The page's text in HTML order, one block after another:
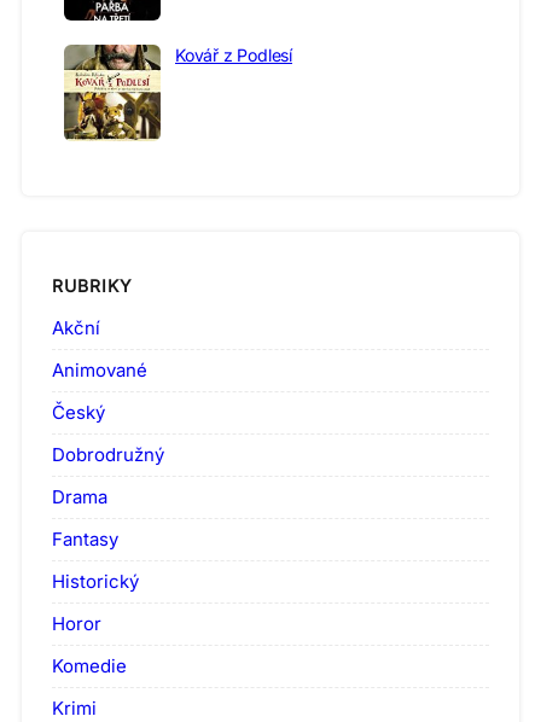
Kovář z Podlesí
RUBRIKY
Akční
Animované
Český
Dobrodružný
Drama
Fantasy
Historický
Horor
Komedie
Krimi